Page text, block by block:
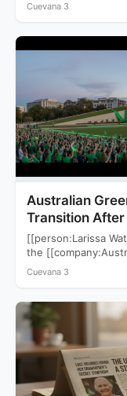
Cuevana 3
Australian
Transition
[[person:Larissa
the
following a
Cuevana 3